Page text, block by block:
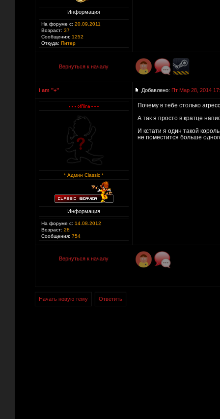
Информация
На форуме с: 20.09.2011
Возраст: 37
Сообщения: 1252
Откуда: Питер
Вернуться к началу
i am "+" Добавлено: Пт Мар 28, 2014
* Админ Classic *
Информация
На форуме с: 14.08.2012
Возраст: 28
Сообщения: 754
Почему в тебе столько
А так я просто в кратце
И кстати я один такой
не поместится больше
Вернуться к началу
Начать новую тему Ответить